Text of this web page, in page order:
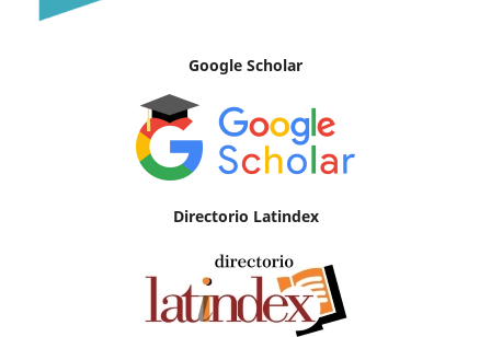
Google Scholar
Directorio Latindex